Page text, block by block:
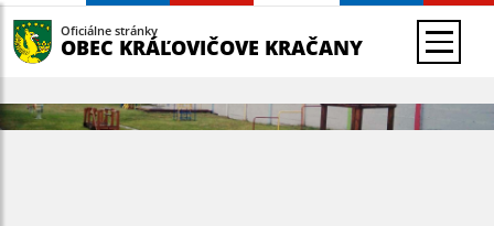
Oficiálne stránky
OBEC KRÁĽOVIČOVE KRAČANY